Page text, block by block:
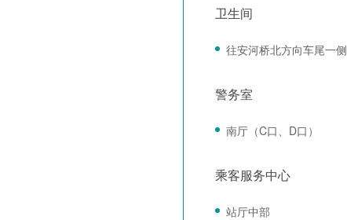
卫生间
往安河桥北方向车尾一侧
警务室
南厅（C口、D口）
乘客服务中心
站厅中部